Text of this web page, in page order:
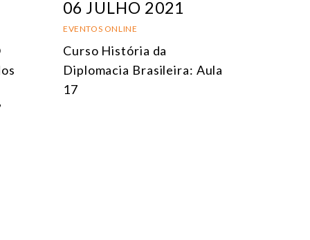
06 JULHO 2021
EVENTOS ONLINE
Curso História da
Diplomacia Brasileira: Aula
17